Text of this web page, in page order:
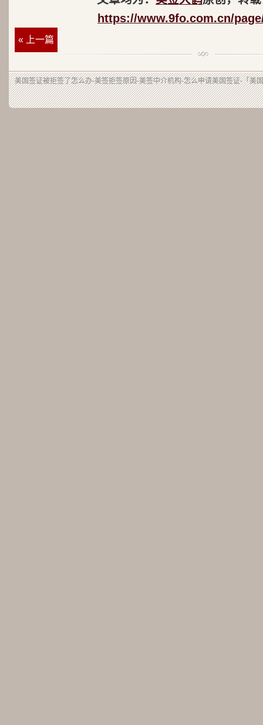
https://www.9fo.com.cn/
« 上一篇
美国签证被拒签了怎么办-美签拒签原因-美签中介机构-怎么申请美国签证-「美